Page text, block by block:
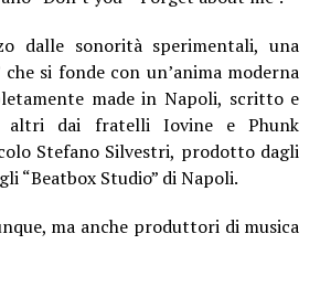
dalle sonorità sperimentali, una
che si fonde con un’anima moderna
made in Napoli, scritto e
altri dai fratelli Iovine e Phunk
Stefano Silvestri, prodotto dagli
“Beatbox Studio” di Napoli.
ma anche produttori di musica